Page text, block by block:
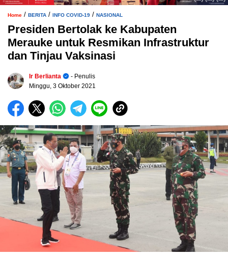
Home / BERITA / INFO COVID-19 / NASIONAL
Presiden Bertolak ke Kabupaten
Merauke untuk Resmikan Infrastruktur
dan Tinjau Vaksinasi
Ir Berlianta
- Penulis
Minggu, 3 Oktober 2021